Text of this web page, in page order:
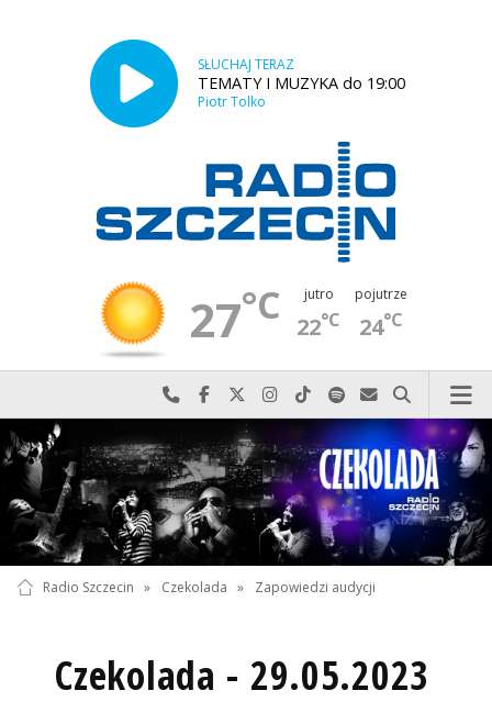
SŁUCHAJ TERAZ
TEMATY I MUZYKA do 19:00
Piotr Tolko
27°C jutro
22°C
pojutrze
24°C
Najlepiej po prostu do nas zadzwoń
Odwiedź nas na Facebook-u
Odwiedź nas na X
Odwiedź nas na Instagram-ie
Odwiedź nas na TikTok-u
Szukaj nas na Spotify
Wyślij do nas
Szukaj
Radio Szczecin » Czekolada » Zapowiedzi audycji
Czekolada - 29.05.2023